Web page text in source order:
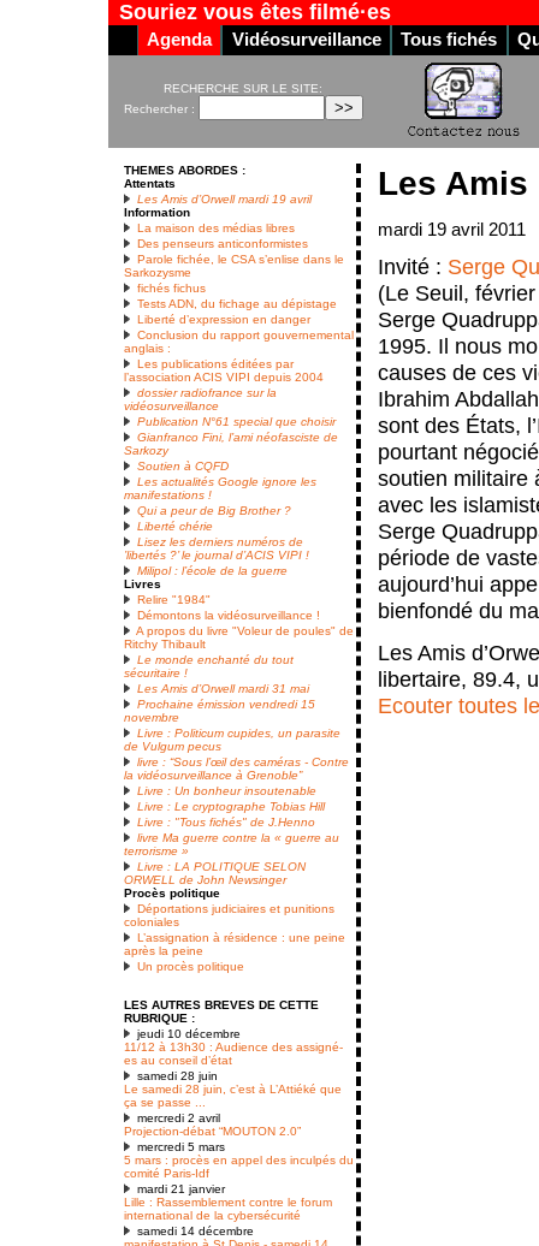
Souriez vous êtes filmé·es
Agenda Vidéosurveillance Tous fichés
RECHERCHE SUR LE SITE:
Rechercher :
THEMES ABORDES :
Attentats
Les Amis d’Orwell mardi 19 avril
Information
La maison des médias libres
Des penseurs anticonformistes
Parole fichée, le CSA s’enlise dans le
Sarkozysme
fichés fichus
Tests ADN, du fichage au dépistage
Liberté d’expression en danger
Conclusion du rapport gouvernemental
anglais :
Les publications éditées par
l’association ACIS VIPI depuis 2004
dossier radiofrance sur la
vidéosurveillance
Publication N°61 special que choisir
Gianfranco Fini, l’ami néofasciste de
Sarkozy
Soutien à CQFD
Les actualités Google ignore les
manifestations !
Qui a peur de Big Brother ?
Liberté chérie
Lisez les derniers numéros de
’libertés ?’ le journal d’ACIS VIPI !
Milipol : l’école de la guerre
Livres
Relire "1984"
Démontons la vidéosurveillance !
A propos du livre "Voleur de poules" de
Ritchy Thibault
Le monde enchanté du tout
sécuritaire !
Les Amis d’Orwell mardi 31 mai
Prochaine émission vendredi 15
novembre
Livre : Politicum cupides, un parasite
de Vulgum pecus
livre : “Sous l’œil des caméras - Contre
la vidéosurveillance à Grenoble”
Livre : Un bonheur insoutenable
Livre : Le cryptographe Tobias Hill
Livre : "Tous fichés" de J.Henno
livre Ma guerre contre la « guerre au
terrorisme »
Livre : LA POLITIQUE SELON
ORWELL de John Newsinger
Procès politique
Déportations judiciaires et punitions
coloniales
L’assignation à résidence : une peine
après la peine
Un procès politique
LES AUTRES BREVES DE CETTE
RUBRIQUE :
jeudi 10 décembre
11/12 à 13h30 : Audience des assigné-
es au conseil d’état
samedi 28 juin
Le samedi 28 juin, c’est à L’Attiéké que
ça se passe ...
mercredi 2 avril
Projection-débat “MOUTON 2.0”
mercredi 5 mars
5 mars : procès en appel des inculpés du
comité Paris-Idf
mardi 21 janvier
Lille : Rassemblement contre le forum
international de la cybersécurité
samedi 14 décembre
Les Amis
mardi 19 avril 2011
Invité : Serge
(Le Seuil,
Serge
1995. Il nous
causes de ces
Ibrahim
sont des États,
pourtant
soutien militaire
avec les
Serge
période de
aujourd’hui
bienfondé du
Les Amis
libertaire, 89.4,
Ecouter toutes